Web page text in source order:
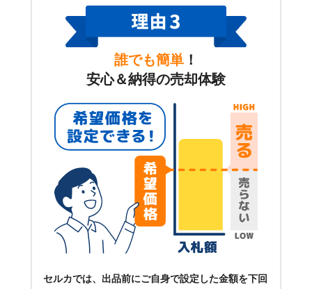
誰でも簡単 ！
安心＆納得の売却体験
セルカでは、出品前にご自身で設定した金額を下回